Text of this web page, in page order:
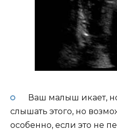
Ваш малыш икает,
слышать этого, но
особенно, если это не